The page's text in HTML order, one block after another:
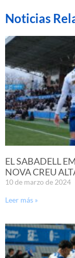
Noticias
EL SABADELL
NOVA CREU
10 de marzo de 2024
Leer más »